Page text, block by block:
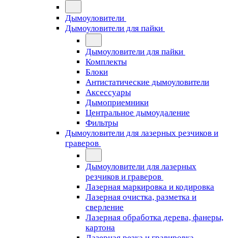
Дымоуловители
Дымоуловители для пайки
Дымоуловители для пайки
Комплекты
Блоки
Антистатические дымоуловители
Аксессуары
Дымоприемники
Центральное дымоудаление
Фильтры
Дымоуловители для лазерных резчиков и
граверов
Дымоуловители для лазерных
резчиков и граверов
Лазерная маркировка и кодировка
Лазерная очистка, разметка и
сверление
Лазерная обработка дерева, фанеры,
картона